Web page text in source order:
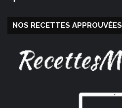
NOS RECETTES APPROUVÉES